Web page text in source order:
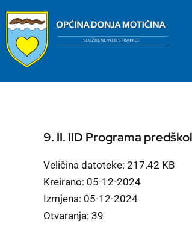
Skip
to
content
9. II. IID Programa
Veličina datoteke: 217.42 KB
Kreirano: 05-12-2024
Izmjena: 05-12-2024
Otvaranja: 39